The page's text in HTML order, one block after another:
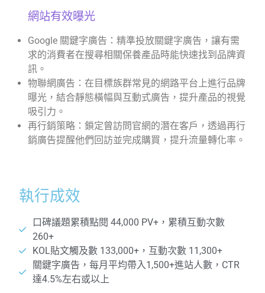
網站有效曝光
Google 關鍵字廣告：精準投放關鍵字廣告，讓有需
求的消費者在搜尋相關保養產品時能快速找到品牌資
訊。
物聯網廣告：在目標族群常見的網路平台上進行品牌
曝光，結合靜態橫幅與互動式廣告，提升產品的視覺
吸引力。
再行銷策略：鎖定曾訪問官網的潛在客戶，透過再行
銷廣告提醒他們回訪並完成購買，提升流量轉化率。
執行成效
口碑議題累積點閱 44,000 PV+，累積互動次數
260+
KOL貼文觸及數 133,000+，互動次數 11,300+
關鍵字廣告，每月平均帶入1,500+進站人數，CTR
達4.5%左右或以上